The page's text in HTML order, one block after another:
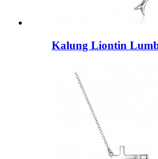
Kalung Liontin